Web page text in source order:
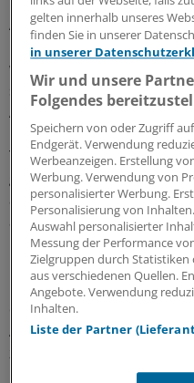
Aktientransaktionen von
Dealings" genannt. Da
wirtschaftliche Lage ihres
sind, können sie die
Aktienkurses auch am
Thomaschowski: "Sie
genau, sie wissen auch,
aufgekauft oder neue
an den Markt gebracht
und damit den Aktienkurs
Deshalb hat die EU-
der Staatengemeinschaft
Aktiengeschäfte ihrer
zu machen.
gelten innerhalb unseres
finden Sie in unserer
in unserer
Wir und unsere
Folgendes
Speichern von oder Zugriff
Endgerät. Verwendung
Werbeanzeigen. Erstellung
Werbung. Verwendung von
personalisierter Werbung.
Personalisierung von
Auswahl personalisierter
Messung der Performance
Zielgruppen durch
aus verschiedenen Quellen.
Angebote. Verwendung
Inhalten.
Liste der Partner